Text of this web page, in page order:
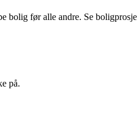
før alle andre. Se
på.